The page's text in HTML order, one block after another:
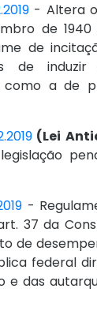
- Altera o
de 1940
de
de
como a de
(Lei
-
37 da
de
federal
e das